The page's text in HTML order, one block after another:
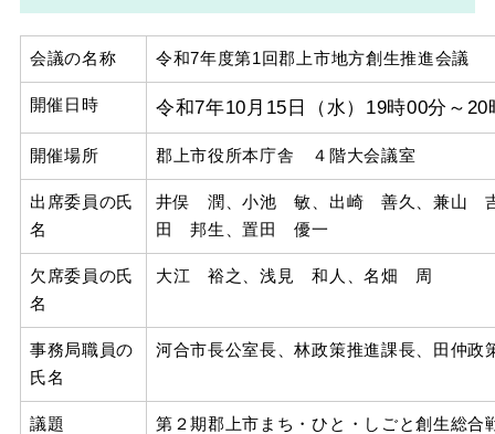
会議の名称 令和7年度第1回郡上市地方創生推進会議
開催日時 令和7年10月15日（水）19時00分～20
開催場所 郡上市役所本庁舎 ４階大会議室
出席委員の氏
名
井俣 潤、小池 敏、出崎 善久、兼山
田 邦生、置田 優一
欠席委員の氏
名
大江 裕之、浅見 和人、名畑 周
事務局職員の
氏名
河合市長公室長、林政策推進課長、田仲政
議題 第２期郡上市まち・ひと・しごと創生総